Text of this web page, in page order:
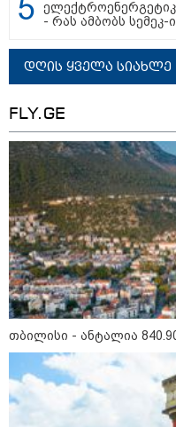
კატეგორიის
მკითხველის რჩევით
- რას ამბობს სემეკ-
დღის ყველა სიახლე
FLY.GE
თბილისი - ანტალია